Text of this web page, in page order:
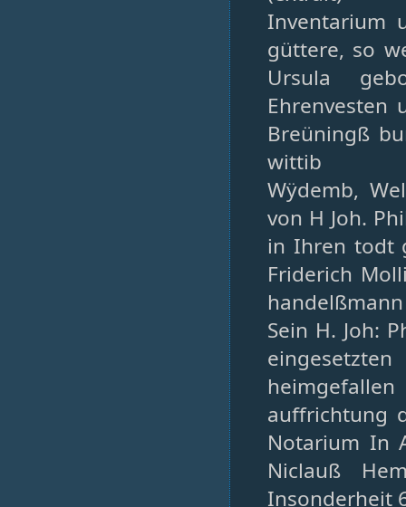
Inventarium
güttere, so
Ursula
Ehrenvesten
Breüningß
wittib
Wÿdemb,
von H Joh.
in Ihren todt
Friderich
Sein H. Joh:
auffrichtung
Notarium In
Niclauß
Insonderheit